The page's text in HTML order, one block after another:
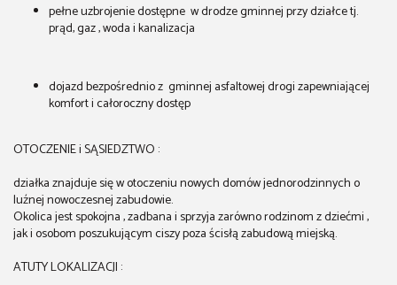
pełne uzbrojenie dostępne w drodze gminnej przy działce tj.
prąd, gaz , woda i kanalizacja
dojazd bezpośrednio z gminnej asfaltowej drogi zapewniającej
komfort i całoroczny dostęp
OTOCZENIE i SĄSIEDZTWO :
działka znajduje się w otoczeniu nowych domów jednorodzinnych o
luźnej nowoczesnej zabudowie.
Okolica jest spokojna , zadbana i sprzyja zarówno rodzinom z dziećmi ,
jak i osobom poszukującym ciszy poza ścisłą zabudową miejską.
ATUTY LOKALIZACJI :